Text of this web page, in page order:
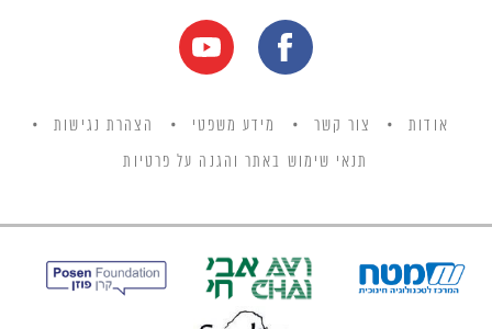
אודות צור קשר מידע משפטי הצהרת נגישות
תנאי שימוש באתר והגנה על פרטיות